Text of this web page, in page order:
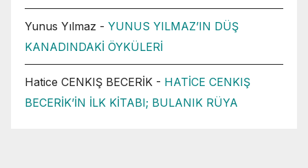
Yunus Yılmaz - YUNUS YILMAZ’IN DÜŞ
KANADINDAKİ ÖYKÜLERİ
Hatice CENKIŞ BECERİK - HATİCE CENKIŞ
BECERİK’İN İLK KİTABI; BULANIK RÜYA